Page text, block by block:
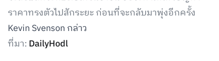
ราคาทรงตัวไปสักระยะ ก่อนที่จะกลับมาพุ่งอีกครั้ง
Kevin Svenson กล่าว
ที่มา: DailyHodl